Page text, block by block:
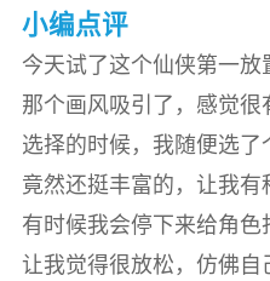
小编点评
今天试了这个仙侠第一
那个画风吸引了，感觉
选择的时候，我随便选
竟然还挺丰富的，让我有
有时候我会停下来给角
让我觉得很放松，仿佛自